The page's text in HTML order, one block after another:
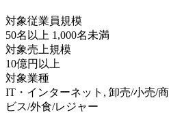
対象従業員規模
50名以上 1,000名未満
対象売上規模
10億円以上
対象業種
IT・インターネット, 卸売/小売/
ビス/外食/レジャー